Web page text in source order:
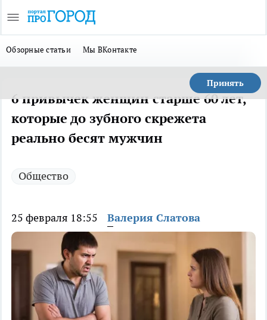
Обзорные статьи Мы ВКонтакте
Принять
6 привычек женщин старше 60 лет,
которые до зубного скрежета
реально бесят мужчин
Общество
25 февраля 18:55 Валерия Слатова